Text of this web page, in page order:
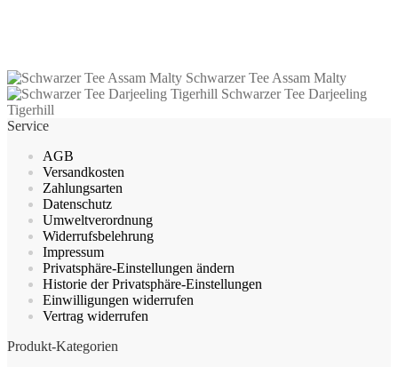
weist
mehrere
Schwarzer Tee Assam Malty
Schwarzer Tee Darjeeling
Tigerhill
Service
AGB
Versandkosten
Zahlungsarten
Datenschutz
Umweltverordnung
Widerrufsbelehrung
Impressum
Privatsphäre-Einstellungen ändern
Historie der Privatsphäre-Einstellungen
Einwilligungen widerrufen
Vertrag widerrufen
Produkt-Kategorien